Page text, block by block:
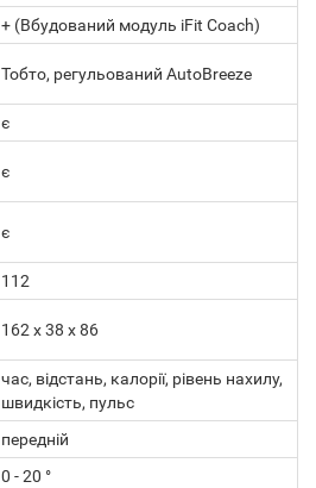
+ (Вбудований модуль iFit Coach)
Тобто, регульований AutoBreeze
є
є
є
112
162 х 38 х 86
час, відстань, калорії, рівень нахилу,
швидкість, пульс
передній
0 - 20 °